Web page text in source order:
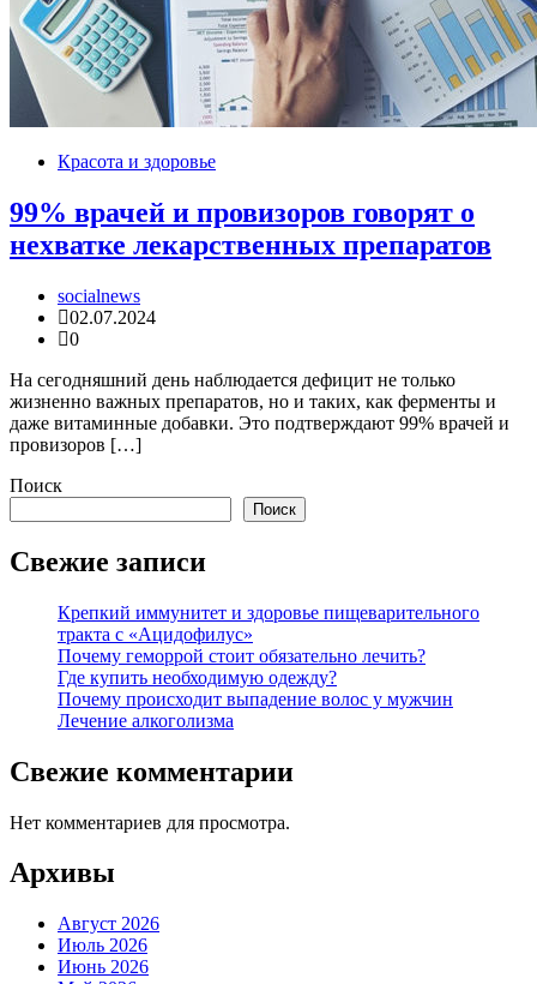
Красота и здоровье
99% врачей и провизоров говорят о
нехватке лекарственных препаратов
socialnews
02.07.2024
0
На сегодняшний день наблюдается дефицит не только
жизненно важных препаратов, но и таких, как ферменты и
даже витаминные добавки. Это подтверждают 99% врачей и
провизоров […]
Поиск
Поиск
Свежие записи
Крепкий иммунитет и здоровье пищеварительного
тракта с «Ацидофилус»
Почему геморрой стоит обязательно лечить?
Где купить необходимую одежду?
Почему происходит выпадение волос у мужчин
Лечение алкоголизма
Свежие комментарии
Нет комментариев для просмотра.
Архивы
Август 2026
Июль 2026
Июнь 2026